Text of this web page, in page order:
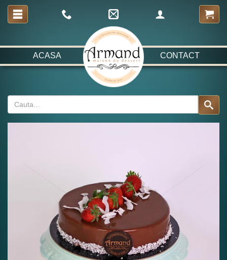
ACASA CONTACT